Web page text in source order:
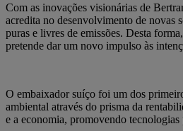
Com as inovações visionárias de
acredita no desenvolvimento de novas
puras e livres de emissões. Desta
pretende dar um novo impulso às
O embaixador suíço foi um dos
ambiental através do prisma da
e a economia, promovendo tecnologias